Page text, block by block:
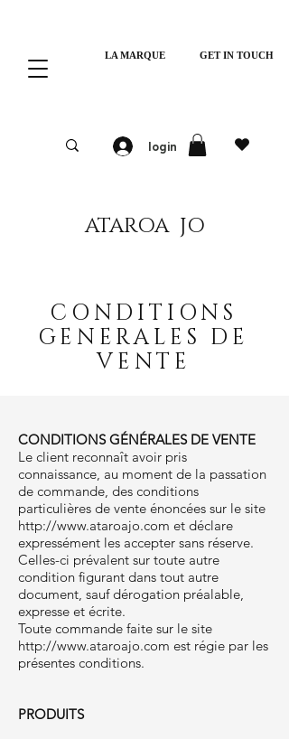
LA MARQUE GET IN TOUCH
login
ATAROA JO
CONDITIONS
GENERALES DE
VENTE
CONDITIONS GÉNÉRALES DE VENTE
Le client reconnaît avoir pris
connaissance, au moment de la passation
de commande, des conditions
particulières de vente énoncées sur le site
http://www.ataroajo.com et déclare
expressément les accepter sans réserve.
Celles-ci prévalent sur toute autre
condition figurant dans tout autre
document, sauf dérogation préalable,
expresse et écrite.
Toute commande faite sur le site
http://www.ataroajo.com est régie par les
présentes conditions.
PRODUITS